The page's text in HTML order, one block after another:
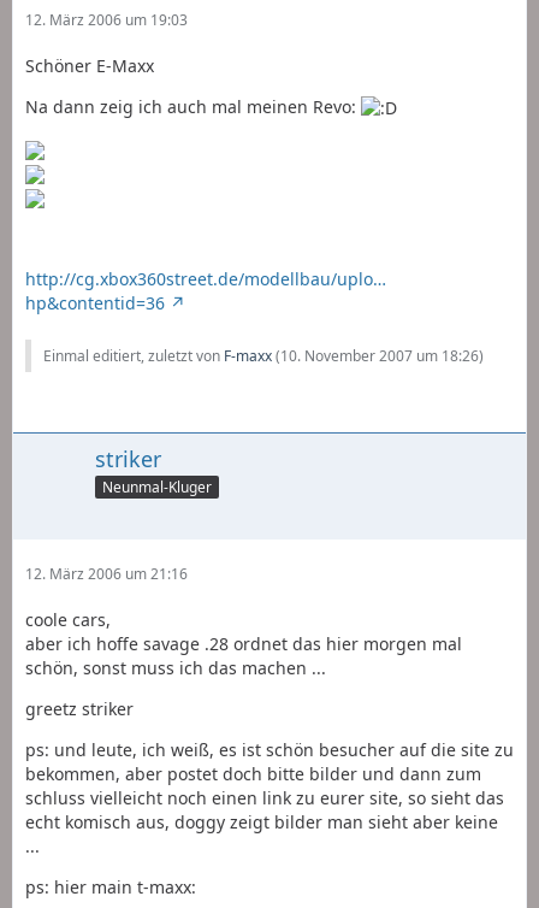
12. März 2006 um 19:03
Schöner E-Maxx
Na dann zeig ich auch mal meinen Revo:
http://cg.xbox360street.de/modellbau/uplo…
hp&contentid=36
Einmal editiert, zuletzt von F-maxx(10. November 2007 um 18:26)
striker
Neunmal-Kluger
12. März 2006 um 21:16
coole cars,
aber ich hoffe savage .28 ordnet das hier morgen mal
schön, sonst muss ich das machen ...
greetz striker
ps: und leute, ich weiß, es ist schön besucher auf die site zu
bekommen, aber postet doch bitte bilder und dann zum
schluss vielleicht noch einen link zu eurer site, so sieht das
echt komisch aus, doggy zeigt bilder man sieht aber keine
...
ps: hier main t-maxx: